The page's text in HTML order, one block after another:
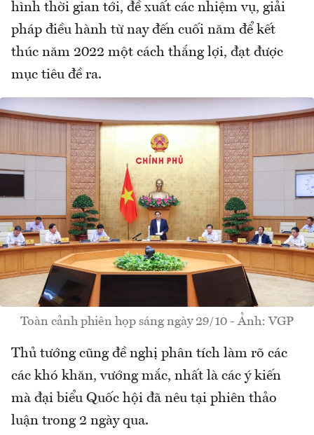
hình thời gian tới, đề xuất các nhiệm vụ, giải
pháp điều hành từ nay đến cuối năm để kết
thúc năm 2022 một cách thắng lợi, đạt được
mục tiêu đề ra.
Toàn cảnh phiên họp sáng ngày 29/10 - Ảnh: VGP
Thủ tướng cũng đề nghị phân tích làm rõ các
các khó khăn, vướng mắc, nhất là các ý kiến
mà đại biểu Quốc hội đã nêu tại phiên thảo
luận trong 2 ngày qua.